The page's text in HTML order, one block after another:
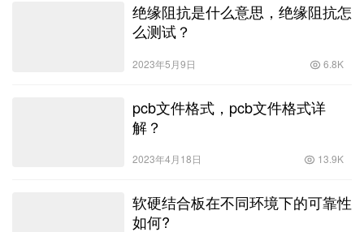
绝缘阻抗是什么意思，绝缘阻抗怎
么测试？
2023年5月9日 6.8K
pcb文件格式，pcb文件格式详
解？
2023年4月18日 13.9K
软硬结合板在不同环境下的可靠性
如何?